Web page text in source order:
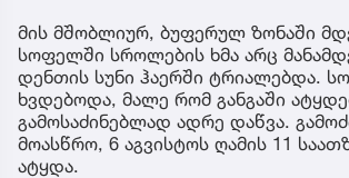
მის მშობლიურ, ბუფერულ ზონაში
სოფელში სროლების ხმა არც
დენთის სუნი ჰაერში ტრიალებდა.
ხვდებოდა, მალე რომ განგაში
გამოსაძინებლად ადრე დაწვა.
მოასწრო, 6 აგვისტოს ღამის 11
ატყდა.